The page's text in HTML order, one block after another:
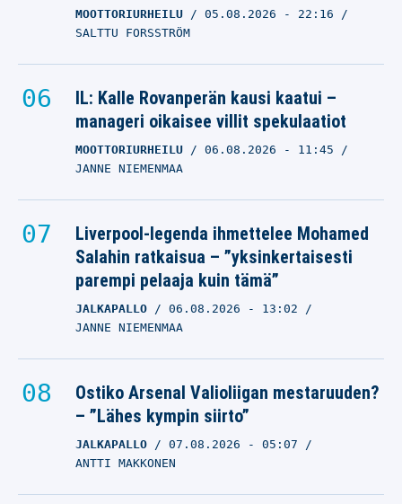
MOOTTORIURHEILU 05.08.2026 - 22:16
SALTTU FORSSTRÖM
IL: Kalle Rovanperän kausi kaatui –
manageri oikaisee villit spekulaatiot
MOOTTORIURHEILU 06.08.2026 - 11:45
JANNE NIEMENMAA
Liverpool-legenda ihmettelee Mohamed
Salahin ratkaisua – ”yksinkertaisesti
parempi pelaaja kuin tämä”
JALKAPALLO 06.08.2026 - 13:02
JANNE NIEMENMAA
Ostiko Arsenal Valioliigan mestaruuden?
– ”Lähes kympin siirto”
JALKAPALLO 07.08.2026 - 05:07
ANTTI MAKKONEN